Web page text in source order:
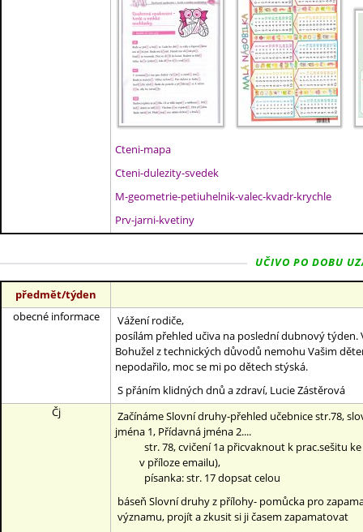
Cteni-mapa
Cteni-dulezity-svedek
M-geometrie-petiuhelnik-valec-kvadr-krychle
Prv-jarni-kvetiny
UČIVO PO DOBU
předmět/týden
obecné informace
Vážení rodiče,
posílám přehled učiva na poslední dubnový týden.
Bohužel z technických důvodů nemohu Vašim
nepodařilo, moc se mi po dětech stýská.
S přáním klidných dnů a zdraví, Lucie Zástěrová
Čj
Začínáme Slovní druhy-přehled učebnice
jména 1, Přídavná jména 2....
str. 78, cvičení 1a přicvaknout k prac.sešitu ke
v příloze emailu),
písanka: str. 17 dopsat celou
báseň Slovní druhy z přílohy- pomůcka pro
významu, projít a zkusit si ji časem zapamatovat